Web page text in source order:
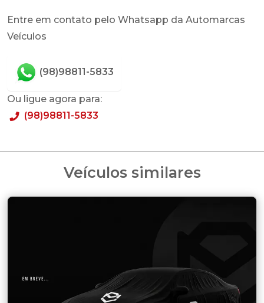
Entre em contato pelo Whatsapp da Automarcas
Veículos
(98)98811-5833
Ou ligue agora para:
(98)98811-5833
Veículos similares